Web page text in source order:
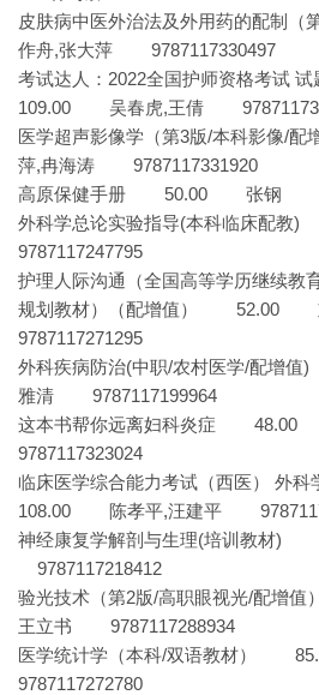
皮肤病中医外治法及外用药的配
作舟,张大萍 9787117330497
考试达人：2022全国护师资格考试
109.00 吴春虎,王倩
医学超声影像学（第3版/本科影
萍,冉海涛 9787117331920
高原保健手册 50.00 张钢
外科学总论实验指导(本科临
9787117247795
护理人际沟通（全国高等学历继续教
规划教材）（配增值） 52.00
9787117271295
外科疾病防治(中职/农村医学/配
雅清 9787117199964
这本书帮你远离妇科炎症
9787117323024
临床医学综合能力考试（西医） 外
108.00 陈孝平,汪建平
神经康复学解剖与生理(培训教
9787117218412
验光技术（第2版/高职眼视光/配
王立书 9787117288934
医学统计学（本科/双语教材
9787117272780